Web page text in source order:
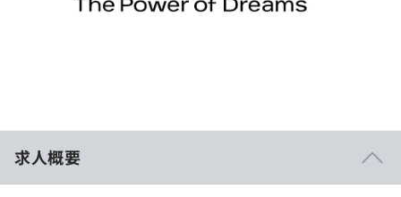
就活成功ガイド
契約内容・クーポン
求人概要